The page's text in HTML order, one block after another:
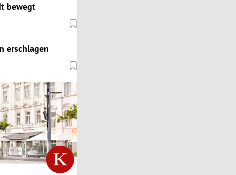
bewegt
erschlagen